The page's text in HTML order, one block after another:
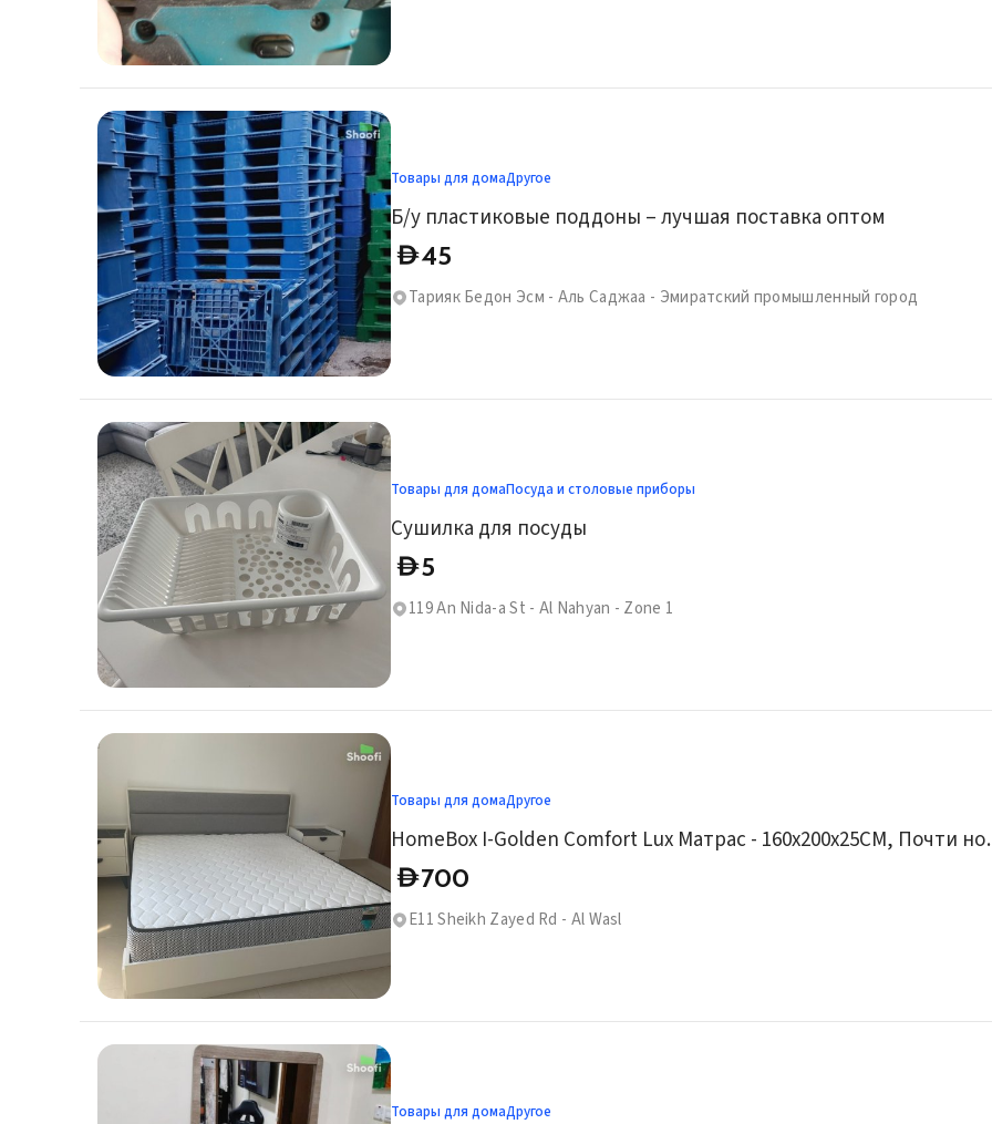
Товары для домаДругое
Б/у пластиковые поддоны – лучшая поставка оптом
D45
Тарияк Бедон Эсм - Аль Саджaa - Эмиратский промышленный город
Товары для домаПосуда и столовые приборы
Сушилка для посуды
D5
119 An Nida-a St - Al Nahyan - Zone 1
Товары для домаДругое
HomeBox
D700
E11 Sheikh Zayed Rd - Al Wasl
Товары для домаДругое